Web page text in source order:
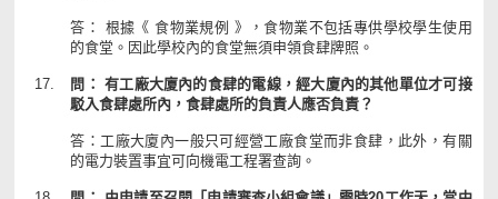
答： 根據《 食物業規例 》，食物業不包括專供學校學生使用
的食堂。因此學校內的食堂無須申領食肆牌照。
問： 有工廠大廈內的食肆的電線，經大廈內的其他單位才可接
駁入食肆處所內，食肆處所的負責人應否負責？
答：工廠大廈內一般只可經營工廠食堂而非食肆，此外，有關
的電力裝置事宜可向機電工程署查詢。